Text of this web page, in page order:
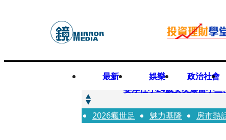
最新 娛樂 政治社會
快訊
姜厚任小24歲女友爆當小
快訊
與AOP仲裁案二階段判斷
2026瘋世足 魅力基隆 房市熱